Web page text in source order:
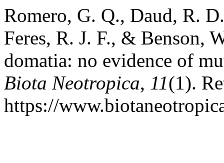
Romero, G. Q., Daud, R.
Feres, R. J. F., & Benson,
domatia: no evidence of
Biota Neotropica, 11(1).
https://